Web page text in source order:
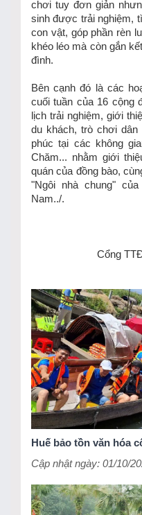
chơi tuy đơn giản
sinh được trải nghiệm,
con vật, góp phần rèn
khéo léo mà còn gắn
đình.
Bên cạnh đó là các
cuối tuần của 16 cộng
lịch trải nghiệm, giới
du khách, trò chơi dân
phúc tại các không
Chăm... nhằm giới
quán của đồng bào,
"Ngôi nhà chung"
Nam../.
Cổng
TIN KHÁC
Huế bảo tồn văn hóa
Cập nhật ngày: 01/10/